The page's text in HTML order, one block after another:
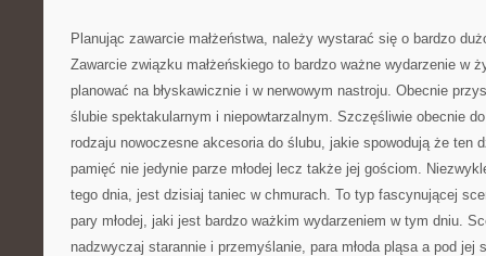
Planując zawarcie małżeństwa, należy wystarać się o bardzo
Zawarcie związku małżeńskiego to bardzo ważne wydarzenie w
planować na błyskawicznie i w nerwowym nastroju. Obecnie
ślubie spektakularnym i niepowtarzalnym. Szczęśliwie obecnie
rodzaju nowoczesne akcesoria do ślubu, jakie spowodują że ten
pamięć nie jedynie parze młodej lecz także jej gościom.
tego dnia, jest dzisiaj taniec w chmurach. To typ fascynującej
pary młodej, jaki jest bardzo ważkim wydarzeniem w tym dniu.
nadzwyczaj starannie i przemyślanie, para młoda pląsa a pod jej